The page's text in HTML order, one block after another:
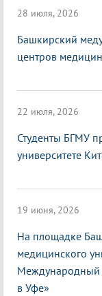
28 июля, 2026
Башкирский
центров
22 июля, 2026
Студенты БГМУ
университете
19 июня, 2026
На площадке
медицинского
Международный
в Уфе»